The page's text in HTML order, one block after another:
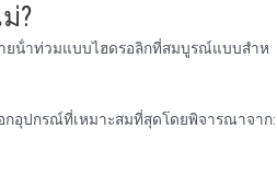
?
ายน้ําท่วมแบบไฮดรอลิกที่สมบูรณ์แบบสําห
กอุปกรณ์ที่เหมาะสมที่สุดโดยพิจารณาจาก: